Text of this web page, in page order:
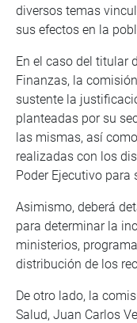
diversos temas
sus efectos en la
En el caso del titular
Finanzas, la
sustente la
planteadas por su
las mismas, así
realizadas con los
Poder Ejecutivo para
Asimismo, deberá
para determinar la
ministerios,
distribución de los
De otro lado, la
Salud, Juan Carlos